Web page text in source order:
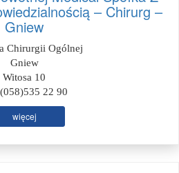
– Chirurg –
Gniew
Chirurgii Ogólnej
Gniew
Witosa 10
22 90
więcej